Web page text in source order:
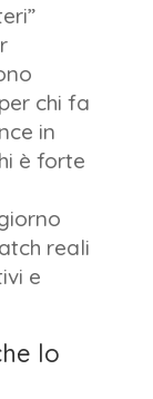
chi fa
in
è forte
reali
e
lo